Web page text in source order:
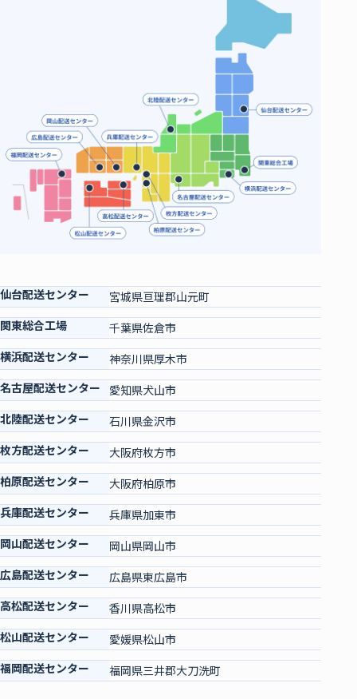
仙台配送センター
宮城県亘理郡山元町
関東総合工場
千葉県佐倉市
横浜配送センター
神奈川県厚木市
名古屋配送センター
愛知県犬山市
北陸配送センター
石川県金沢市
枚方配送センター
大阪府枚方市
柏原配送センター
大阪府柏原市
兵庫配送センター
兵庫県加東市
岡山配送センター
岡山県岡山市
広島配送センター
広島県東広島市
高松配送センター
香川県高松市
松山配送センター
愛媛県松山市
福岡配送センター
福岡県三井郡大刀洗町